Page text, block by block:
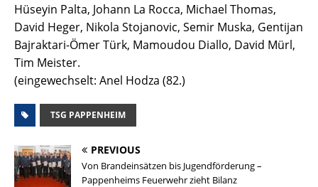
Hüseyin Palta, Johann La Rocca, Michael Thomas,
David Heger, Nikola Stojanovic, Semir Muska, Gentijan
Bajraktari-Ömer Türk, Mamoudou Diallo, David Mürl,
Tim Meister.
(eingewechselt: Anel Hodza (82.)
TSG PAPPENHEIM
PREVIOUS
Von Brandeinsätzen bis Jugendförderung –
Pappenheims Feuerwehr zieht Bilanz